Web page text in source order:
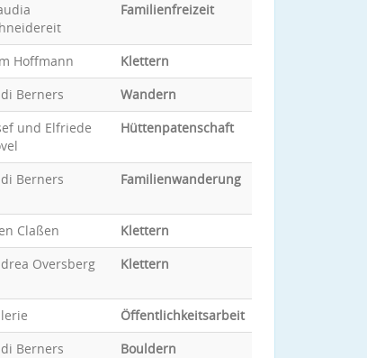
Familienfreizeit
Hoffmann
Klettern
Berners
Wandern
und Elfriede
Hüttenpatenschaft
Berners Familienwanderung
Claßen
Klettern
Oversberg Klettern
Öffentlichkeitsarbeit
Berners
Bouldern